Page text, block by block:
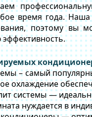
время года. Наша
поэтому вы
– самый
охлаждение
системы —
нуждается в